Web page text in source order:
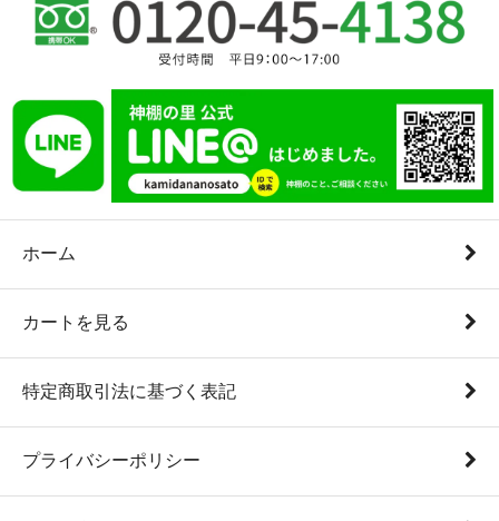
ホーム
カートを見る
特定商取引法に基づく表記
プライバシーポリシー